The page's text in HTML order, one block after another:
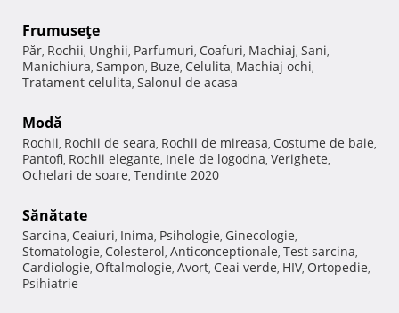
Frumuseţe
Păr, Rochii, Unghii, Parfumuri, Coafuri, Machiaj, Sani,
Manichiura, Sampon, Buze, Celulita, Machiaj ochi,
Tratament celulita, Salonul de acasa
Modă
Rochii, Rochii de seara, Rochii de mireasa, Costume de baie,
Pantofi, Rochii elegante, Inele de logodna, Verighete,
Ochelari de soare, Tendinte 2020
Sănătate
Sarcina, Ceaiuri, Inima, Psihologie, Ginecologie,
Stomatologie, Colesterol, Anticonceptionale, Test sarcina,
Cardiologie, Oftalmologie, Avort, Ceai verde, HIV, Ortopedie,
Psihiatrie